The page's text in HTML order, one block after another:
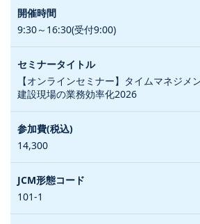
9:30～16:30(受付9:00)
【オンラインセミナー】タイムマネジメ
建設現場の業務効率化2026
14,300
101-1